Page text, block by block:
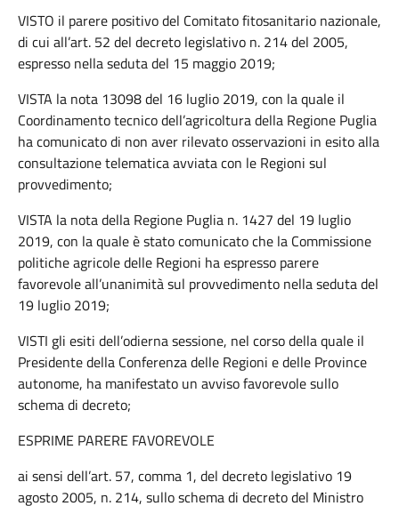
VISTO il parere positivo del Comitato fitosanitario nazionale,
di cui all’art. 52 del decreto legislativo n. 214 del 2005,
espresso nella seduta del 15 maggio 2019;
VISTA la nota 13098 del 16 luglio 2019, con la quale il
Coordinamento tecnico dell’agricoltura della Regione Puglia
ha comunicato di non aver rilevato osservazioni in esito alla
consultazione telematica avviata con le Regioni sul
provvedimento;
VISTA la nota della Regione Puglia n. 1427 del 19 luglio
2019, con la quale è stato comunicato che la Commissione
politiche agricole delle Regioni ha espresso parere
favorevole all’unanimità sul provvedimento nella seduta del
19 luglio 2019;
VISTI gli esiti dell’odierna sessione, nel corso della quale il
Presidente della Conferenza delle Regioni e delle Province
autonome, ha manifestato un avviso favorevole sullo
schema di decreto;
ESPRIME PARERE FAVOREVOLE
ai sensi dell’art. 57, comma 1, del decreto legislativo 19
agosto 2005, n. 214, sullo schema di decreto del Ministro